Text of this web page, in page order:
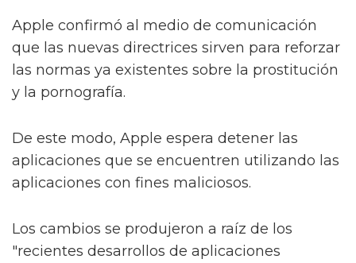
Apple confirmó al medio de comunicación
que las nuevas directrices sirven para reforzar
las normas ya existentes sobre la prostitución
y la pornografía.
De este modo, Apple espera detener las
aplicaciones que se encuentren utilizando las
aplicaciones con fines maliciosos.
Los cambios se produjeron a raíz de los
"recientes desarrollos de aplicaciones